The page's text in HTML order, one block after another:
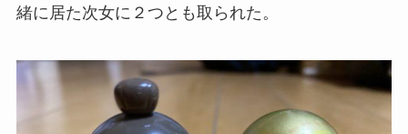
緒に居た次女に２つとも取られた。